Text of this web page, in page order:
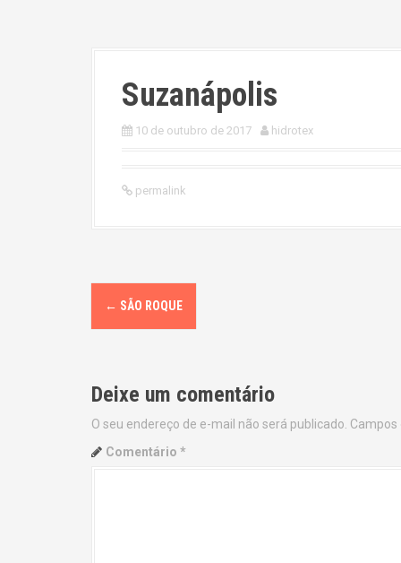
Suzanápolis
10 de outubro de 2017 hidrotex
permalink
P
o
t
n
← SÃO ROQUE
Deixe um comentário
O seu endereço de e-mail não será publicado.
Comentário *